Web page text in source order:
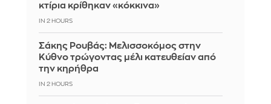
κτίρια κρίθηκαν «κόκκινα»
IN 2 HOURS
Σάκης Ρουβάς: Μελισσοκόμος στην
Κύθνο τρώγοντας μέλι κατευθείαν από
την κηρήθρα
IN 2 HOURS